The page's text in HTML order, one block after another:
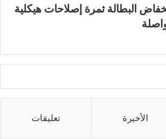
البطالة ثمرة إصلاحات هيكلية
الأخيرة تعليقات